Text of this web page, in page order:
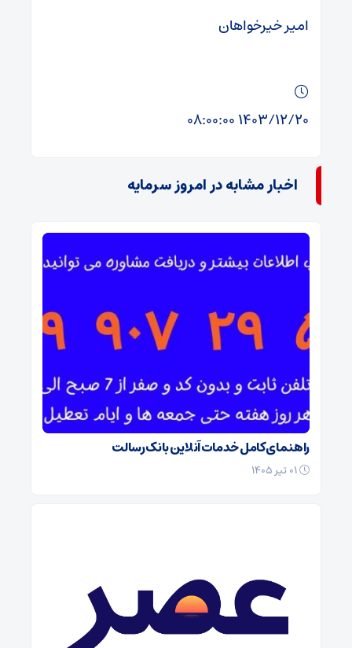
امیر خیرخواهان
۱۴۰۳/۱۲/۲۰ ۰۸:۰۰:۰۰
اخبار مشابه در امروز سرمایه
راهنمای کامل خدمات آنلاین بانک رسالت